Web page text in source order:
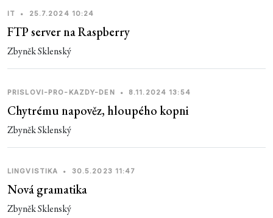
IT • 25.7.2024 10:24
FTP server na Raspberry
Zbyněk Sklenský
PRISLOVI-PRO-KAZDY-DEN • 8.11.2024 13:54
Chytrému napověz, hloupého kopni
Zbyněk Sklenský
LINGVISTIKA • 30.5.2023 11:47
Nová gramatika
Zbyněk Sklenský